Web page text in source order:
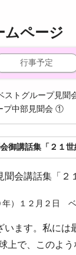
ムページ
行事予定
ストグループ見聞
プ中部見聞会 ①
御講話集「２１世
聞会講話集「２
年）１２月２日
います。私に
上で、このよ